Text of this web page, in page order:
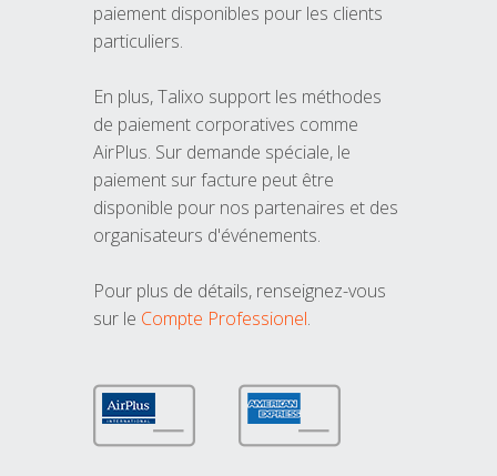
paiement disponibles pour les clients
particuliers.
En plus, Talixo support les méthodes
de paiement corporatives comme
AirPlus. Sur demande spéciale, le
paiement sur facture peut être
disponible pour nos partenaires et des
organisateurs d'événements.
Pour plus de détails, renseignez-vous
sur le Compte Professionel.